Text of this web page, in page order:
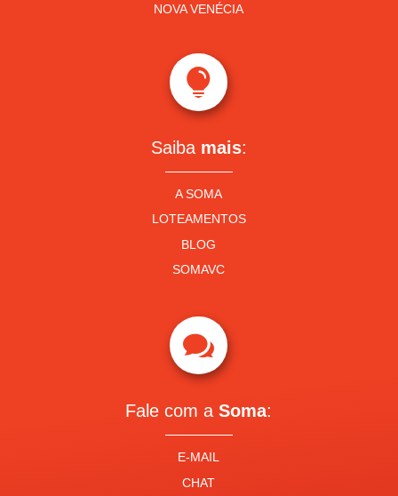
NOVA VENÉCIA

Saiba mais:
A SOMA
LOTEAMENTOS
BLOG
SOMAVC

Fale com aSoma:
E-MAIL
CHAT